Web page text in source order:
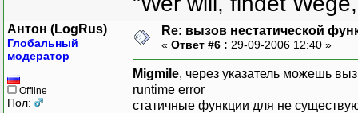
Антон (LogRus)
Глобальный
модератор
Offline
Пол:
Re: вызов нестатической
« Ответ #6 : 29-09-2006 12:40 »
Migmile, через указатель можешь
runtime error
статичные функции для не